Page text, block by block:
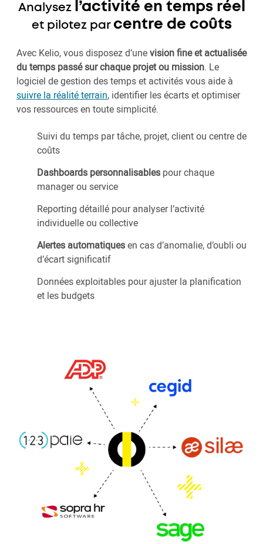
Analysez l’activité en temps réel
et pilotez par centre de coûts
Avec Kelio, vous disposez d’unevision fine et actualisée
du temps passé sur chaque projet ou mission. Le
logiciel de gestion des temps et activités vous aide à
suivre la réalité terrain, identifier les écarts et optimiser
vos ressources en toute simplicité.
Suivi du temps par tâche, projet, client ou centre de
coûts
Dashboards personnalisables pour chaque
manager ou service
Reporting détaillé pour analyser l’activité
individuelle ou collective
Alertes automatiquesen cas d’anomalie, d’oubli ou
d’écart significatif
Données exploitables pour ajuster la planification
et les budgets